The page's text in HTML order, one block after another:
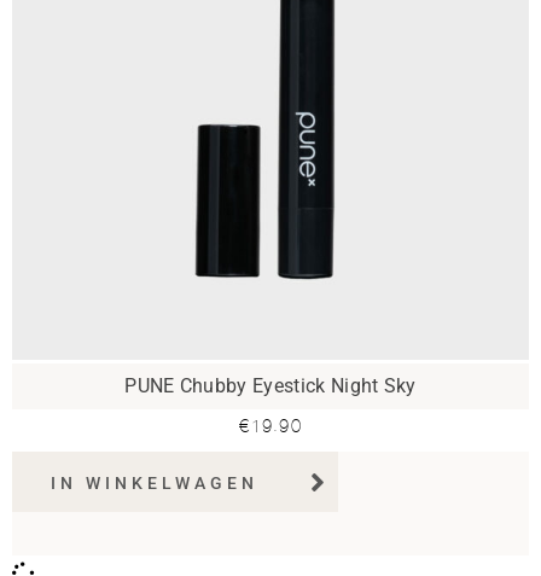
PUNE Chubby Eyestick Night Sky
€19.90
IN WINKELWAGEN